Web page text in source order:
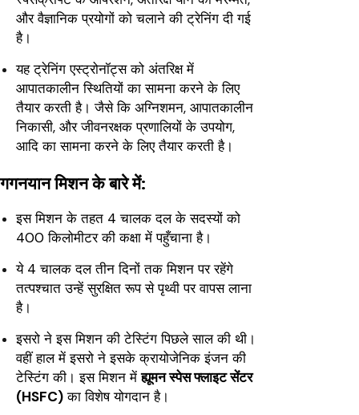
और वैज्ञानिक प्रयोगों को चलाने की ट्रेनिंग दी गई
है।
यह ट्रेनिंग एस्ट्रोनॉट्स को अंतरिक्ष में
आपातकालीन स्थितियों का सामना करने के लिए
तैयार करती है। जैसे कि अग्निशमन, आपातकालीन
निकासी, और जीवनरक्षक प्रणालियों के उपयोग,
आदि का सामना करने के लिए तैयार करती है।
गगनयान मिशन के बारे में:
इस मिशन के तहत 4 चालक दल के सदस्यों को
400 किलोमीटर की कक्षा में पहुँचाना है।
ये 4 चालक दल तीन दिनों तक मिशन पर रहेंगे
तत्पश्चात उन्हें सुरक्षित रूप से पृथ्वी पर वापस लाना
है।
इसरो ने इस मिशन की टेस्टिंग पिछले साल की थी।
वहीं हाल में इसरो ने इसके क्रायोजेनिक इंजन की
टेस्टिंग की। इस मिशन मेंह्यूमन स्पेस फ्लाइट सेंटर
(HSFC)का विशेष योगदान है।